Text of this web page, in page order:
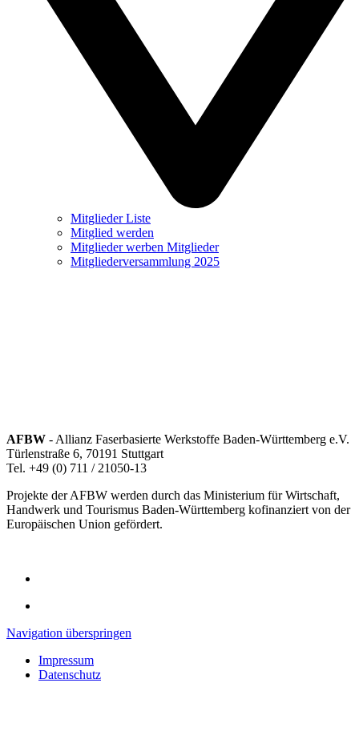
Mitglieder Liste
Mitglied werden
Mitglieder werben Mitglieder
Mitgliederversammlung 2025
AFBW - Allianz Faserbasierte Werkstoffe Baden-Württemberg e.V.
Türlenstraße 6, 70191 Stuttgart
Tel. +49 (0) 711 / 21050-13
Projekte der AFBW werden durch das Ministerium für Wirtschaft,
Handwerk und Tourismus Baden-Württemberg kofinanziert von der
Europäischen Union gefördert.
Navigation überspringen
Impressum
Datenschutz